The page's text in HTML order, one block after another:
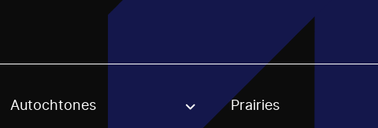
stream or regon. The filter will be applied when
Autochtones Prairies